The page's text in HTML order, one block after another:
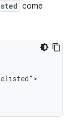
come